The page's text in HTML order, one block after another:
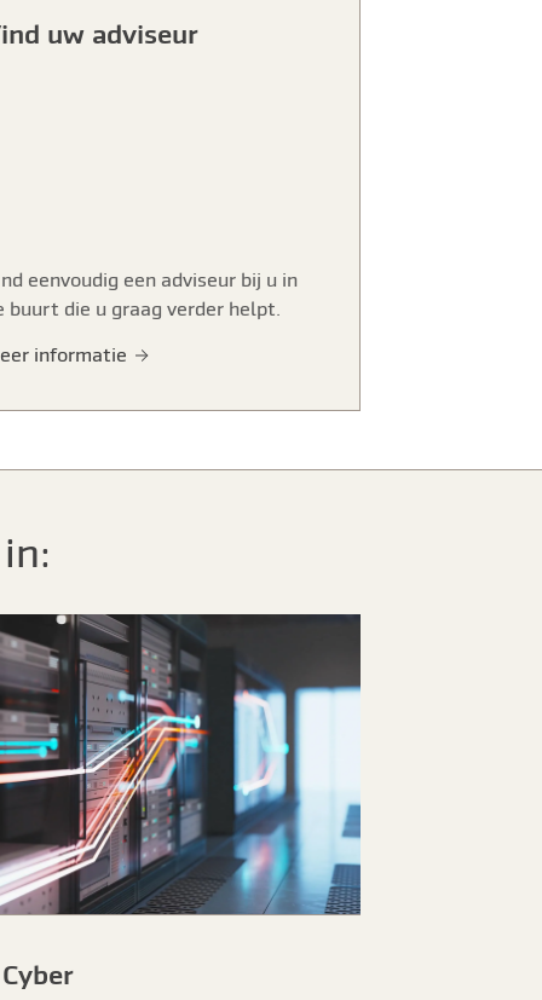
uw adviseur
eenvoudig een adviseur bij u in
buurt die u graag verder helpt.
informatie
Cyber